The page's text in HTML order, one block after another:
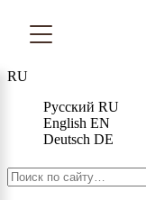
RU
Русский RU
English EN
Deutsch DE